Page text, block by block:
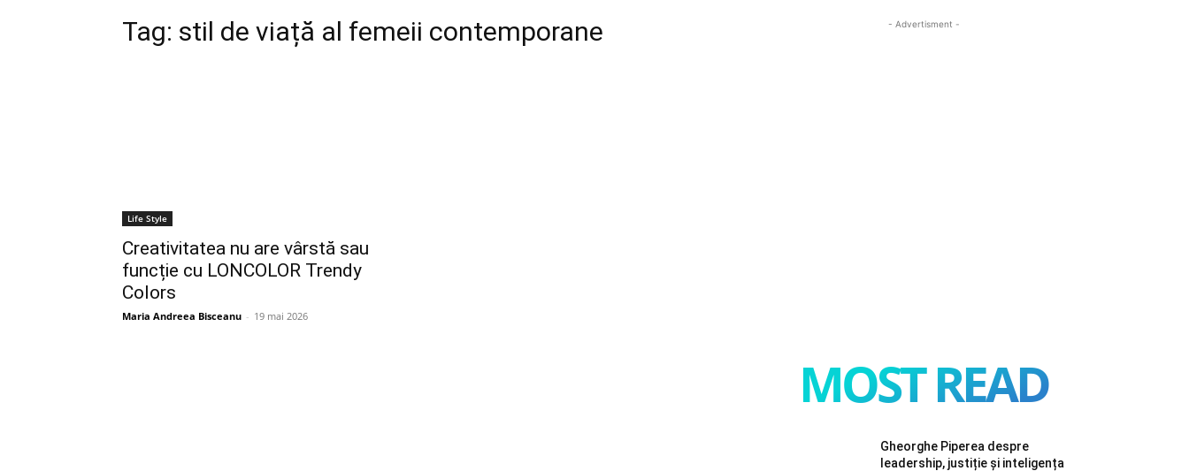
Tag: stil de viață al femeii contemporane
Life Style
Creativitatea nu are vârstă sau
funcție cu LONCOLOR Trendy
Colors
Maria Andreea Bisceanu - 19 mai 2026
- Advertisment -
MOST READ
Gheorghe Piperea despre
leadership, justiție și inteligența